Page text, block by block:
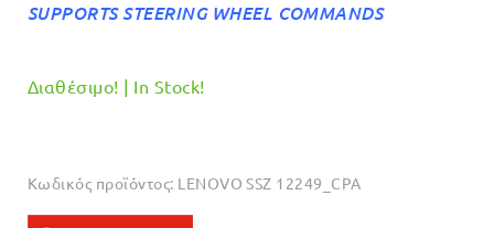
SUPPORTS STEERING WHEEL COMMANDS
Διαθέσιμο! | In Stock!
Κωδικός προϊόντος: LENOVO SSZ 12249_CPA